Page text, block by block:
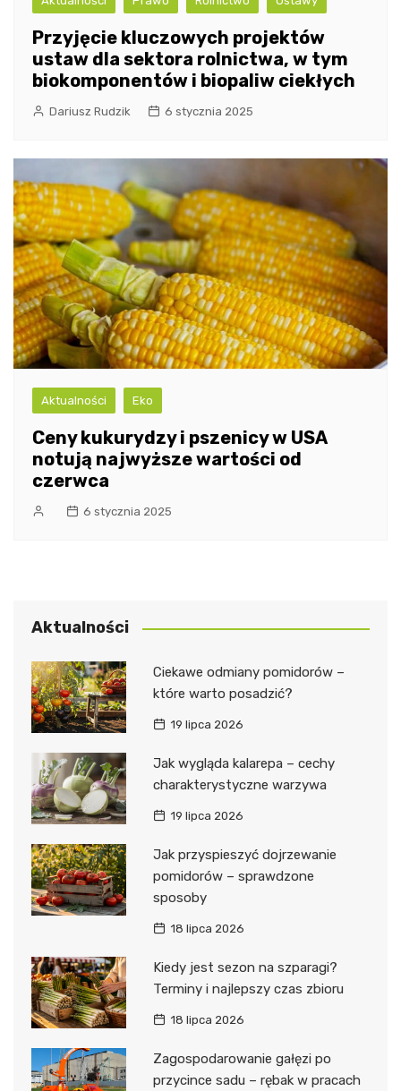
Przyjęcie kluczowych projektów
ustaw dla sektora rolnictwa, w tym
biokomponentów i biopaliw ciekłych
Dariusz Rudzik 6 stycznia 2025
Aktualności Eko
Ceny kukurydzy i pszenicy w USA
notują najwyższe wartości od
czerwca
6 stycznia 2025
Aktualności
Ciekawe odmiany pomidorów –
które warto posadzić?
19 lipca 2026
Jak wygląda kalarepa – cechy
charakterystyczne warzywa
19 lipca 2026
Jak przyspieszyć dojrzewanie
pomidorów – sprawdzone
sposoby
18 lipca 2026
Kiedy jest sezon na szparagi?
Terminy i najlepszy czas zbioru
18 lipca 2026
Zagospodarowanie gałęzi po
przycince sadu – rębak w pracach